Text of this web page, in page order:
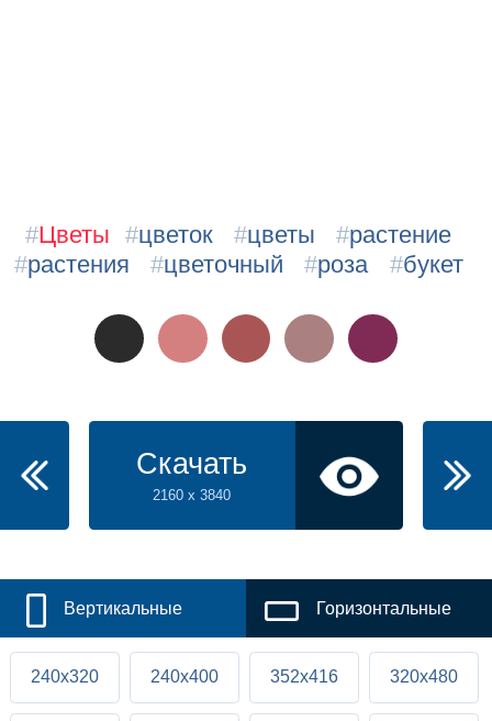
#Цветы #цветок #цветы #растение
#растения #цветочный #роза #букет
Скачать
2160 x 3840
Вертикальные Горизонтальные
240x320 240x400 352x416 320x480